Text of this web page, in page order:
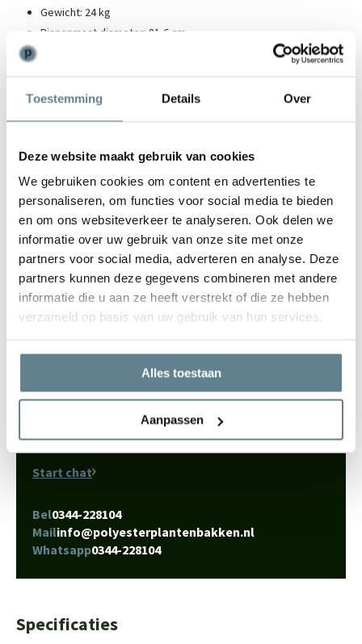
Toestemming Details Over
Deze website maakt gebruik van cookies
We gebruiken cookies om content en advertenties te
personaliseren, om functies voor social media te bieden
en om ons websiteverkeer te analyseren. Ook delen we
informatie over uw gebruik van onze site met onze
partners voor social media, adverteren en analyse. Deze
partners kunnen deze gegevens combineren met andere
informatie die u aan ze heeft verstrekt of die ze hebben
verzameld op basis van uw gebruik van hun services.
Alles toestaan
Aanpassen
Gewicht: 24 kg
Binnenmaat diameter: 81,6 cm
De wielen kunnen een gewicht dragen tot 150 kg
Bij buiten gebruik dien je de plug uit de bodem te halen, zodat
Over Ecopots
Ecopots zijn duurzame plantenbakken die worden gemaakt van
gerecyclede materialen. Niet alleen de materialen zelf, maar ook
het design en de functionaliteit is wat de Ecopots zo bijzonder
maakt. Met een Ecopots in je huis of tuin, weet je zeker dat je een
prachtige eye-catcher hebt die lang mee gaat.
We staan voor je klaar
Wil je advies of heb je een vraag? Neem contact op met ons
team!
Start chat
Bel0344-228104
Mailinfo@polyesterplantenbakken.nl
Whatsapp0344-228104
Specificaties